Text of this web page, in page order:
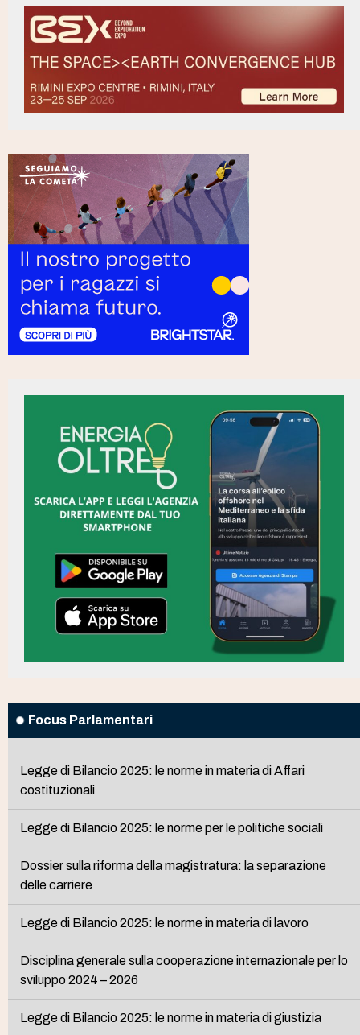
Focus Parlamentari
Legge di Bilancio 2025: le norme in materia di Affari
costituzionali
Legge di Bilancio 2025: le norme per le politiche sociali
Dossier sulla riforma della magistratura: la separazione
delle carriere
Legge di Bilancio 2025: le norme in materia di lavoro
Disciplina generale sulla cooperazione internazionale per lo
sviluppo 2024 – 2026
Legge di Bilancio 2025: le norme in materia di giustizia